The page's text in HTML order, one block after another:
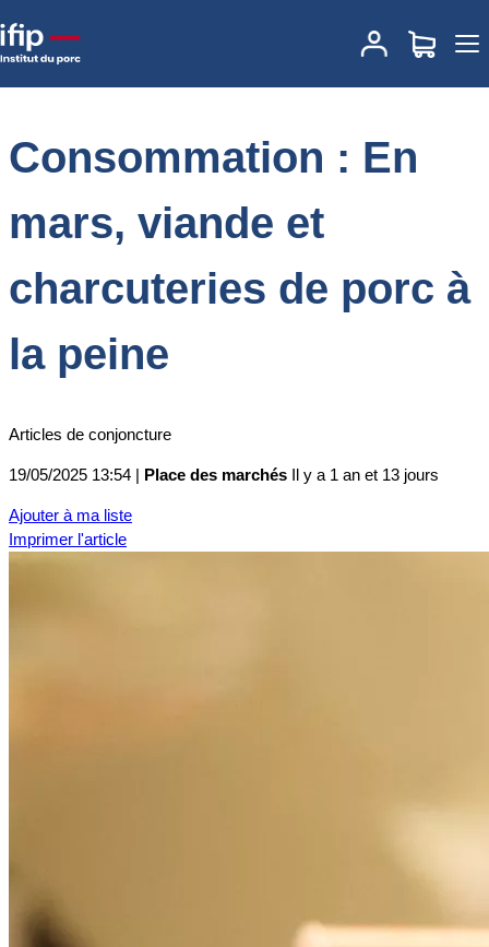
Accueil
Actualités des marchés
Consommation : En mars, viande et charcuteries de porc à la
Consommation : En
mars, viande et
charcuteries de porc à
la peine
Articles de conjoncture
19/05/2025 13:54 | Place des marchés Il y a 1 an et 13 jours
Ajouter à ma liste
Imprimer l'article